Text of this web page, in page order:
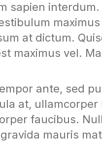
sapien
at dictum.
maximus vel.
ante, sed
at,
faucibus.
mauris